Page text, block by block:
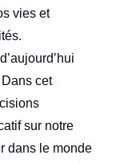
vies et
cet
sur notre
dans le monde